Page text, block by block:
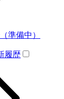
準備中）
履歴